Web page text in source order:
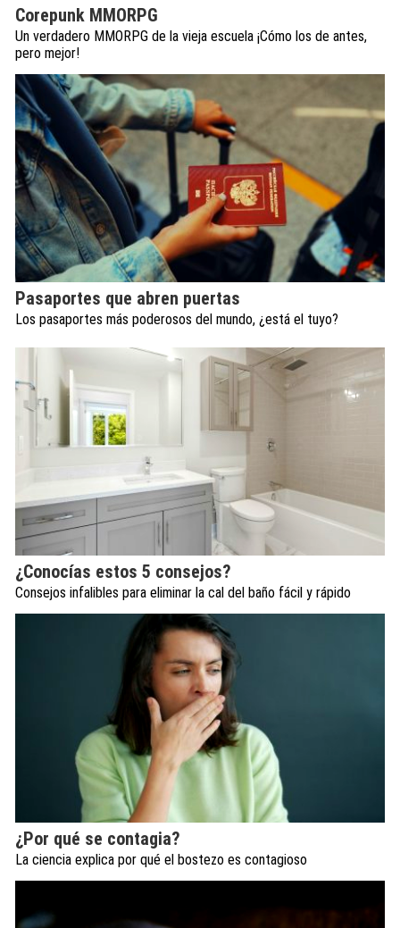
Corepunk MMORPG
Un verdadero MMORPG de la vieja escuela ¡Cómo los de antes,
pero mejor!
Pasaportes que abren puertas
Los pasaportes más poderosos del mundo, ¿está el tuyo?
¿Conocías estos 5 consejos?
Consejos infalibles para eliminar la cal del baño fácil y rápido
¿Por qué se contagia?
La ciencia explica por qué el bostezo es contagioso